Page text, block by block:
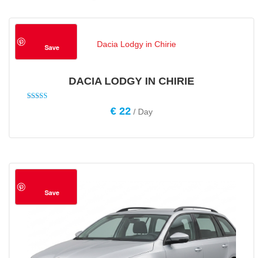
Save
DACIA LODGY IN CHIRIE
€ 22 / Day
Save